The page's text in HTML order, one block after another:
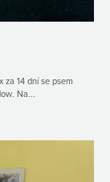
za 14 dní se psem
Na...